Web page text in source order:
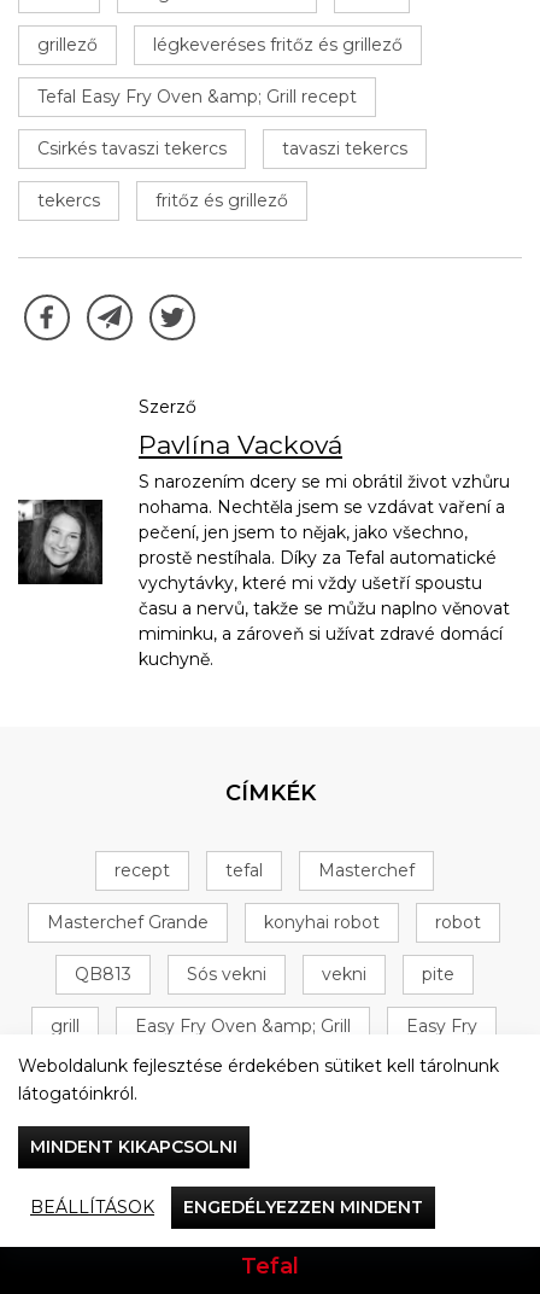
grillező légkeveréses fritőz és grillező
Tefal Easy Fry Oven &amp; Grill recept
Csirkés tavaszi tekercs tavaszi tekercs
tekercs fritőz és grillező
Szerző
Pavlína Vacková
S narozením dcery se mi obrátil život vzhůru
nohama. Nechtěla jsem se vzdávat vaření a
pečení, jen jsem to nějak, jako všechno,
prostě nestíhala. Díky za Tefal automatické
vychytávky, které mi vždy ušetří spoustu
času a nervů, takže se můžu naplno věnovat
miminku, a zároveň si užívat zdravé domácí
kuchyně.
CÍMKÉK
recept tefal Masterchef
Masterchef Grande konyhai robot robot
QB813 Sós vekni vekni pite
grill Easy Fry Oven &amp; Grill Easy Fry
Oven &amp; Grill + 16 következő
Vacsorázzunk együtt
Tefal
Weboldalunk fejlesztése érdekében sütiket kell tárolnunk
látogatóinkról.
MINDENT KIKAPCSOLNI
BEÁLLÍTÁSOK ENGEDÉLYEZZEN MINDENT